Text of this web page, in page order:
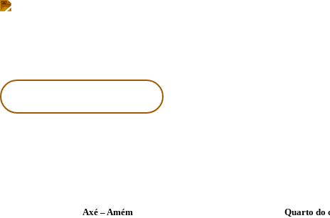
Search:
Axé – Amém Quarto do